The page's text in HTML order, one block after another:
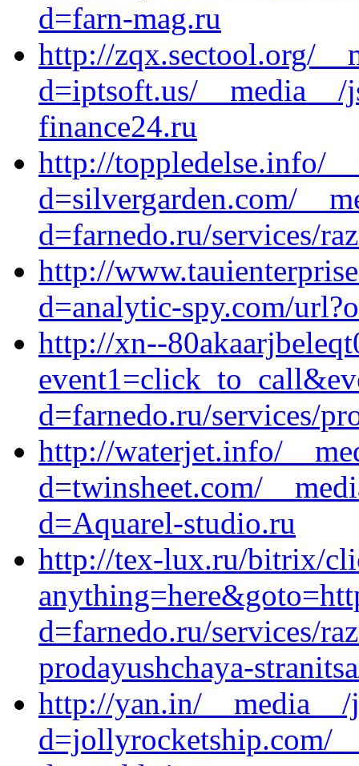
d=farn-mag.ru
http://zqx.sectool.org/
d=iptsoft.us/__media__/
finance24.ru
http://toppledelse.info/
d=silvergarden.com/
d=farnedo.ru/services/
http://
d=analytic-spy.com/
http://xn--
d=farnedo.ru/services/
http://waterjet.info/
d=twinsheet.com/
d=Aquarel-studio.ru
http://tex-lux.ru/bitrix/
d=farnedo.ru/services/
prodayushchaya-
http://yan.in/
d=jollyrocketship.com/